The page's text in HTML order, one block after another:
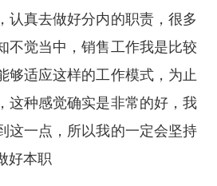
认真去做好分内的职责，很多
不觉当中，销售工作我是比较
够适应这样的工作模式，为止
这种感觉确实是非常的好，我
这一点，所以我的一定会坚持
好本职